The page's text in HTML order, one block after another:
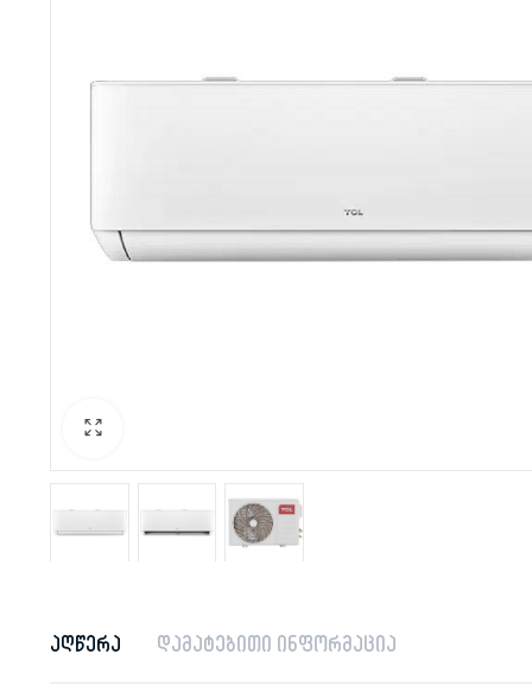
აღწერა დამატებითი ინფორმაცია